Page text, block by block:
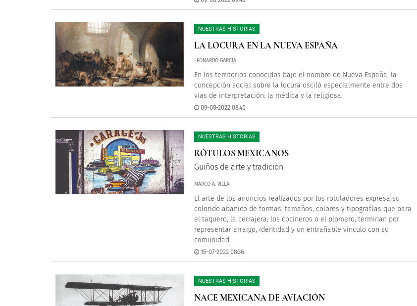
NUESTRAS HISTORIAS
LA LOCURA EN LA NUEVA ESPAÑA
LEONARDO GARCÍA
En los territorios conocidos bajo el nombre de Nueva España, la
concepción social sobre la locura osciló especialmente entre dos
vías de interpretación: la médica y la religiosa.
09-08-2022 08:40
NUESTRAS HISTORIAS
RÓTULOS MEXICANOS
Guiños de arte y tradición
MARCO A. VILLA
El arte de los anuncios realizados por los rotuladores expresa su
colorido abanico de formas, tamaños, colores y tipografías que para
el taquero, la cerrajera, los cocineros o el plomero, terminan por
representar arraigo, identidad y un entrañable vínculo con su
comunidad.
15-07-2022 08:36
NUESTRAS HISTORIAS
NACE MEXICANA DE AVIACIÓN